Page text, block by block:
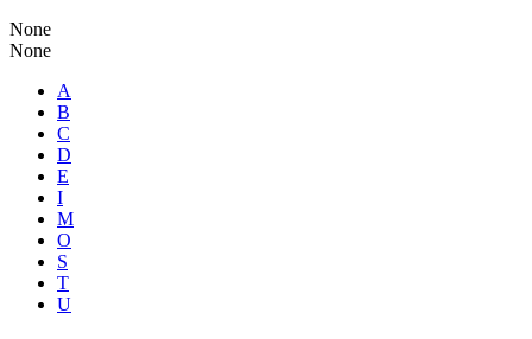
None
None
A
B
C
D
E
I
M
O
S
T
U